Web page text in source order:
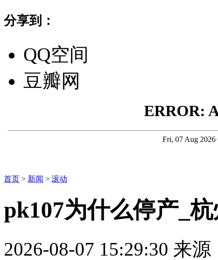
分享到：
QQ空间
豆瓣网
首页 > 新闻 > 滚动
pk107为什么停产_
2026-08-07 15:29:30 来源